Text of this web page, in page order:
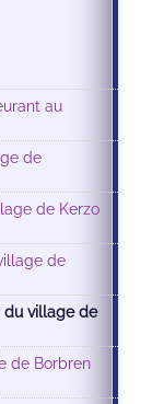
au
de
de Kerzo
de
du village de
de Borbren